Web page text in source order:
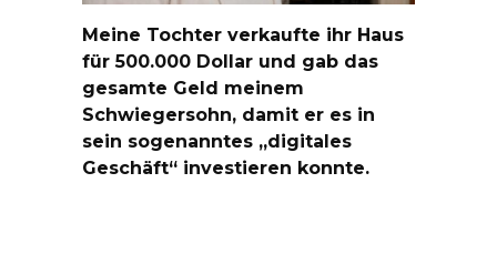
Meine Tochter verkaufte ihr Haus
für 500.000 Dollar und gab das
gesamte Geld meinem
Schwiegersohn, damit er es in
sein sogenanntes „digitales
Geschäft“ investieren konnte.